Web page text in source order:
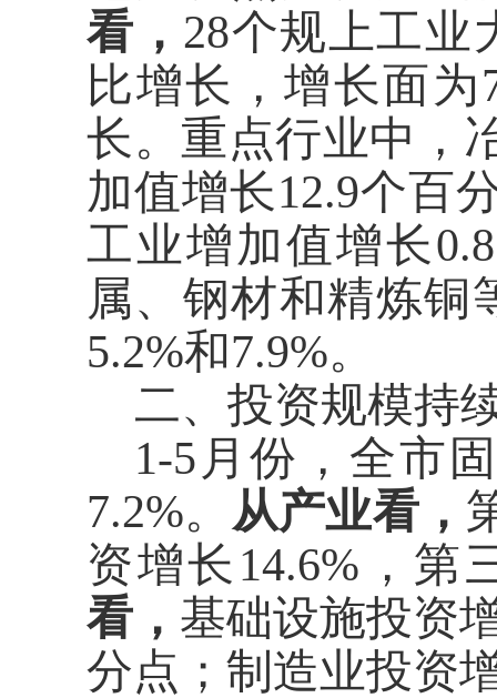
看， 28个规上工业
比增长，增长面
长。 重点行业中，
加值增长12.9个百
工业增加值增长
属、钢材和精炼铜
5.2%和7.9%。
二、 投资规模持
1-5月份 ， 全市
7.2%。 从产业看，
资增长 14.6%，第
看 ， 基础设施投资
分点；制造业投资